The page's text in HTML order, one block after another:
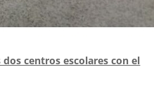
centros escolares con el